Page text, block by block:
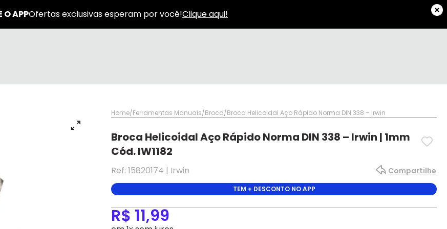
Home Ferramentas Manuais Broca Broca Helicoidal Aço Rápido Norma DIN 338 – Irwin
Broca Helicoidal Aço Rápido Norma DIN 338 – Irwin | 1mm
Cód. IW1182
Ref: 15820174 | Irwin Compartilhe
TEM + DESCONTO NO APP
R$ 11,99